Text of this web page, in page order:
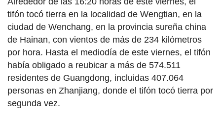
tifón tocó tierra en la localidad de Wengtian, en la
ciudad de Wenchang, en la provincia sureña china
de Hainan, con vientos de más de 234 kilómetros
por hora. Hasta el mediodía de este viernes, el tifón
había obligado a reubicar a más de 574.511
residentes de Guangdong, incluidas 407.064
personas en Zhanjiang, donde el tifón tocó tierra por
segunda vez.